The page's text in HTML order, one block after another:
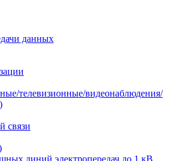
данных
телевизионные/видеонаблюдения/
связи
линий электропередач до 1 кВ